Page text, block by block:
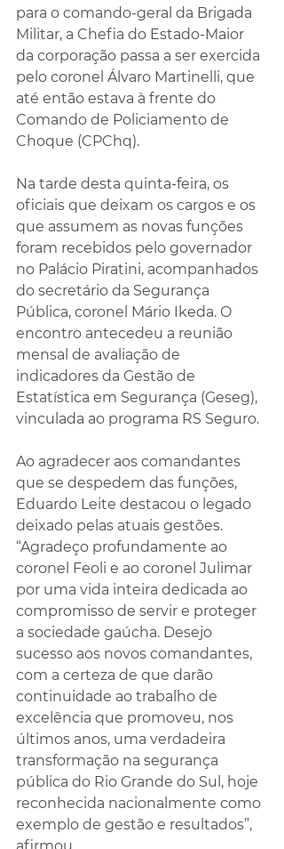
para o comando-geral da Brigada
Militar, a Chefia do Estado-Maior
da corporação passa a ser exercida
pelo coronel Álvaro Martinelli, que
até então estava à frente do
Comando de Policiamento de
Choque (CPChq).
Na tarde desta quinta-feira, os
oficiais que deixam os cargos e os
que assumem as novas funções
foram recebidos pelo governador
no Palácio Piratini, acompanhados
do secretário da Segurança
Pública, coronel Mário Ikeda. O
encontro antecedeu a reunião
mensal de avaliação de
indicadores da Gestão de
Estatística em Segurança (Geseg),
vinculada ao programa RS Seguro.
Ao agradecer aos comandantes
que se despedem das funções,
Eduardo Leite destacou o legado
deixado pelas atuais gestões.
“Agradeço profundamente ao
coronel Feoli e ao coronel Julimar
por uma vida inteira dedicada ao
compromisso de servir e proteger
a sociedade gaúcha. Desejo
sucesso aos novos comandantes,
com a certeza de que darão
continuidade ao trabalho de
excelência que promoveu, nos
últimos anos, uma verdadeira
transformação na segurança
pública do Rio Grande do Sul, hoje
reconhecida nacionalmente como
exemplo de gestão e resultados”,